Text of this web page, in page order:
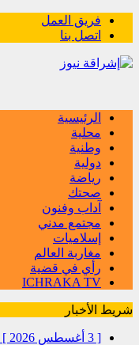
فريق العمل
اتصل بنا
الرئيسية
محلية
وطنية
دولية
رياضة
صحتك
آداب وفنون
مجتمع مدني
إسلاميات
مغاربة العالم
رأي في قضية
ICHRAKA TV
شريط الأخبار
[ 3 أغسطس 2026 ]